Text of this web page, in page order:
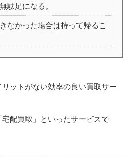
駄足になる。
なかった場合は持って帰るこ
ットがない効率の良い買取サー
配買取」といったサービスで